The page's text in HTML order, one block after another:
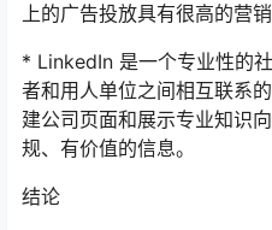
上的广告投放具有很高的营销
* LinkedIn 是一个专业性的
者和用人单位之间相互联系
建公司页面和展示专业知识
规、有价值的信息。
结论